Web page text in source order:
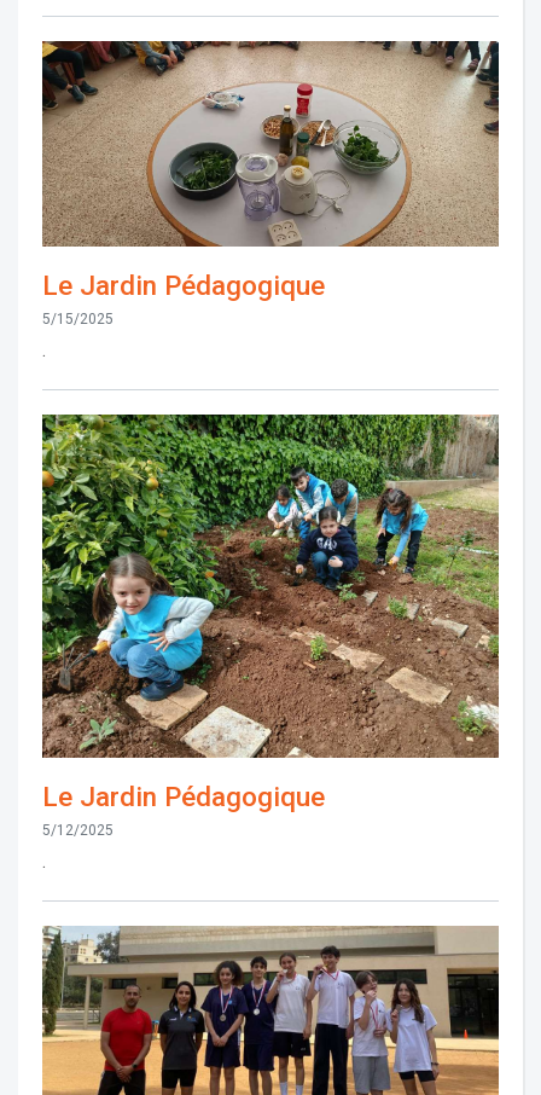
Le Jardin Pédagogique
5/15/2025
.
Le Jardin Pédagogique
5/12/2025
.